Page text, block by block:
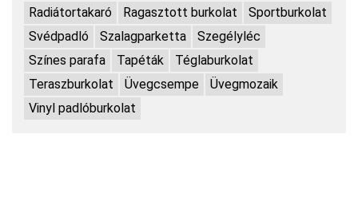
Radiátortakaró
Ragasztott burkolat
Sportburkolat
Svédpadló
Szalagparketta
Szegélyléc
Színes parafa
Tapéták
Téglaburkolat
Teraszburkolat
Üvegcsempe
Üvegmozaik
Vinyl padlóburkolat